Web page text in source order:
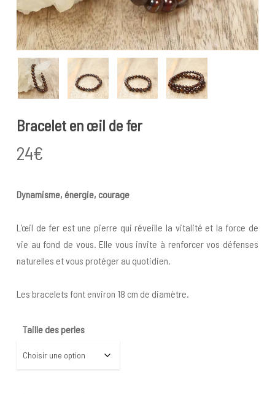
Bracelet en œil de fer
24€
Dynamisme, énergie, courage
L’œil de fer est une pierre qui réveille la vitalité et la force de
vie au fond de vous. Elle vous invite à renforcer vos défenses
naturelles et vous protéger au quotidien.
Les bracelets font environ 18 cm de diamètre.
Taille des perles